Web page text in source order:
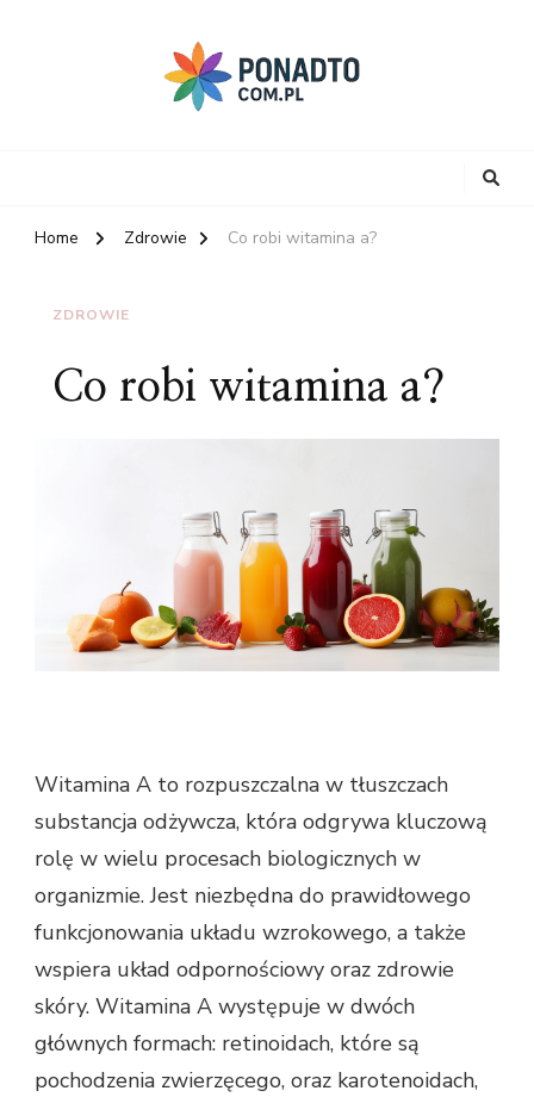
Home Zdrowie Co robi witamina a?
ZDROWIE
Co robi witamina a?
Witamina A to rozpuszczalna w tłuszczach
substancja odżywcza, która odgrywa kluczową
rolę w wielu procesach biologicznych w
organizmie. Jest niezbędna do prawidłowego
funkcjonowania układu wzrokowego, a także
wspiera układ odpornościowy oraz zdrowie
skóry. Witamina A występuje w dwóch
głównych formach: retinoidach, które są
pochodzenia zwierzęcego, oraz karotenoidach,